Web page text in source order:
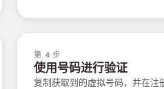
第 4 步
使用号码进行验证
复制获取到的虚拟号码，并在